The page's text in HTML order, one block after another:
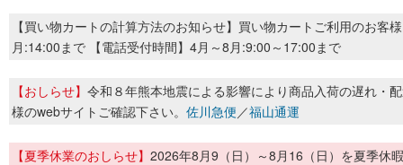
【買い物カートの計算方法のお知らせ】買い物カートご利用のお客
月:14:00まで 【電話受付時間】4月～8月:9:00～17:00まで
【おしらせ】 令和８年熊本地震による影響により商品入荷の遅れ・
様のwebサイトご確認下さい。 佐川急便／福山通運
【夏季休業のおしらせ】 2026年8月9（日）～8月16（日）を夏季休